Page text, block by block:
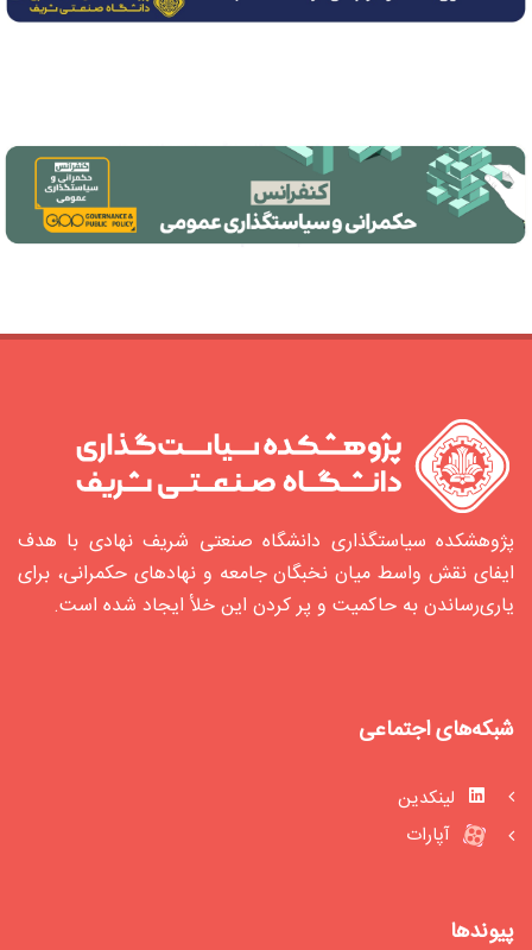
پژوهشکده سیاستگذاری دانشگاه صنعتی شریف نهادی با هدف
ایفای نقش واسط میان نخبگان جامعه و نهادهای حکمرانی، برای
یاری‌رساندن به حاکمیت و پر کردن این خلأ ایجاد شده‌ است.
شبکه‌های اجتماعی
لینکدین
آپارات
پیوندها